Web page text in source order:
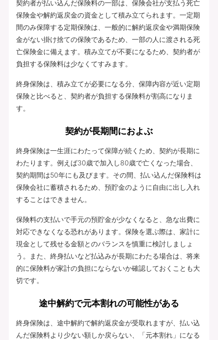
契約者が払い込んだ保険料の一部は、保険会社が支払う死亡
保険金や解約返戻金の資金として積み立てられます。一定期
間のみ保障する定期保険は、一般的に解約返戻金や満期保険
金がない掛け捨ての保険であるため、一部の人に渡される死
亡保険金に備えます。積み立てが不要になるため、契約者が
負担する保険料は少なくてすみます。
終身保険は、積み立てが必要になる分、保障内容が近い定期
保険と比べると、契約者が負担する保険料が割高になりま
す。
契約が長期間におよぶ
終身保険は一生涯にわたって保障が続くため、契約が長期に
わたります。例えば30歳で加入し80歳で亡くなった場合、
契約期間は50年にも及びます。その間、払い込んだ保険料は
保険会社に蓄積されるため、預貯金のように自由に出し入れ
することはできません。
保険料の支払いで手元の預貯金が少なくなると、急な出費に
対応できなくなる恐れがあります。保険を選ぶ際は、家計に
現金として残せる金額とのバランスを慎重に検討しましょ
う。また、終身払いなど払込みが長期にわたる場合は、将来
的に保険料が家計の負担にならないか確認しておくことも大
切です。
途中解約で元本割れの可能性がある
終身保険は、途中解約で解約返戻金が受取れますが、払い込
んだ保険料より少ない額しか戻らない、「元本割れ」になる